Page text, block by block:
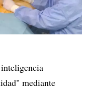
mediante